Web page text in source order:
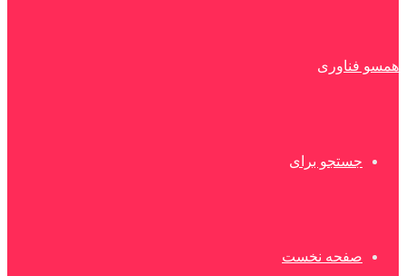
همسو فناوری
جستجو برای
صفحه نخست